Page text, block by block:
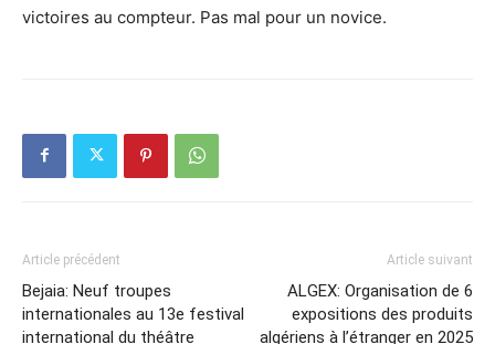
victoires au compteur. Pas mal pour un novice.
Article précédent
Bejaia: Neuf troupes
internationales au 13e festival
international du théâtre
Article suivant
ALGEX: Organisation de 6
expositions des produits
algériens à l’étranger en 2025